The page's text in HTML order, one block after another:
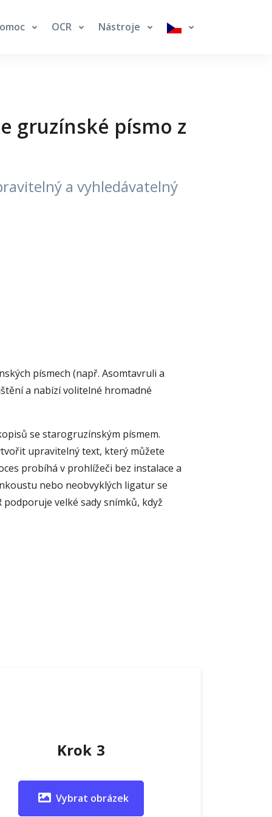
OCR Nástroje
gruzínské písmo z
a vyhledávatelný
písmech (např. Asomtavruli a
a nabízí volitelné hromadné
se starogruzínským písmem.
upravitelný text, který můžete
probíhá v prohlížeči bez instalace a
nebo neobvyklých ligatur se
velké sady snímků, když
Krok 3
Vybrat obrázek